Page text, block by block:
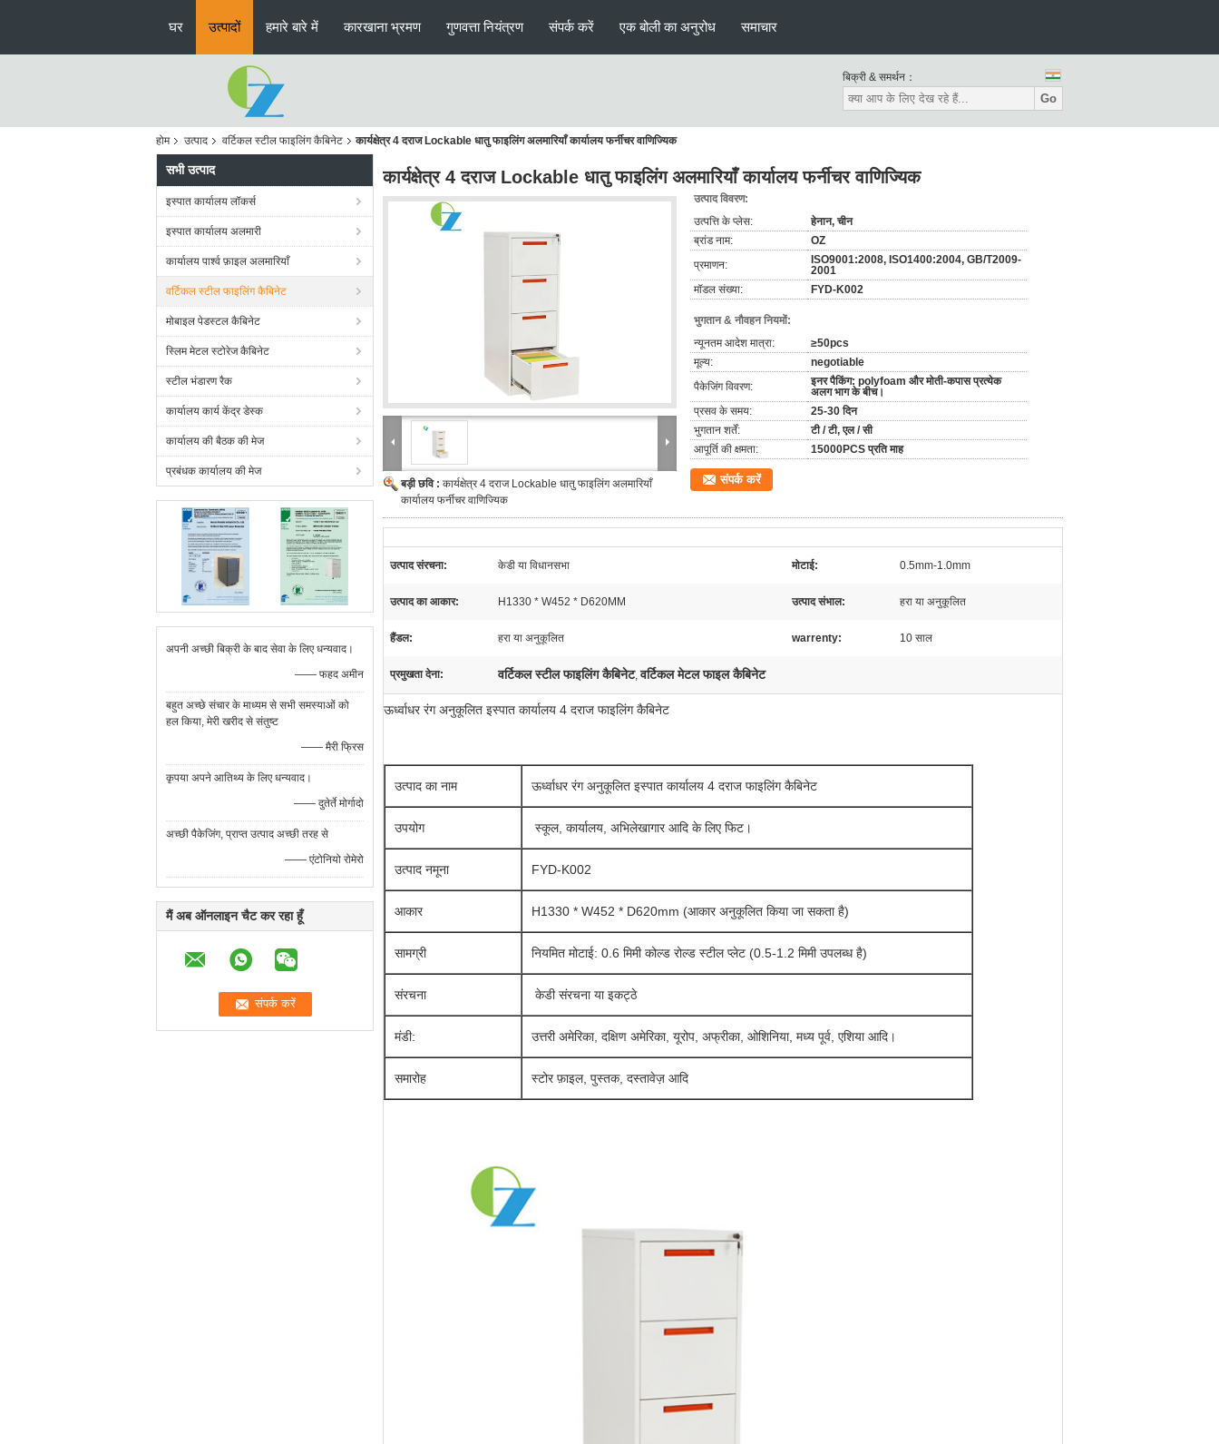
घर उत्पादों हमारे बारे में कारखाना भ्रमण गुणवत्ता नियंत्रण संपर्क करें एक बोली का अनुरोध समाचार
बिक्री & समर्थन：
Go
होम उत्पाद वर्टिकल स्टील फाइलिंग कैबिनेट कार्यक्षेत्र 4 दराज Lockable धातु फाइलिंग अलमारियाँ कार्यालय फर्नीचर वाणिज्यिक
सभी उत्पाद
इस्पात कार्यालय लॉकर्स
इस्पात कार्यालय अलमारी
कार्यालय पार्श्व फ़ाइल अलमारियाँ
वर्टिकल स्टील फाइलिंग कैबिनेट
मोबाइल पेडस्टल कैबिनेट
स्लिम मेटल स्टोरेज कैबिनेट
स्टील भंडारण रैक
कार्यालय कार्य केंद्र डेस्क
कार्यालय की बैठक की मेज
प्रबंधक कार्यालय की मेज
अपनी अच्छी बिक्री के बाद सेवा के लिए धन्यवाद।
—— फहद अमीन
बहुत अच्छे संचार के माध्यम से सभी समस्याओं को
हल किया, मेरी खरीद से संतुष्ट
—— मैरी फ्रिस
कृपया अपने आतिथ्य के लिए धन्यवाद।
—— दुतेर्ते मोर्गादो
अच्छी पैकेजिंग, प्राप्त उत्पाद अच्छी तरह से
—— एंटोनियो रोमेरो
मैं अब ऑनलाइन चैट कर रहा हूँ
कार्यक्षेत्र 4 दराज Lockable धातु फाइलिंग अलमारियाँ कार्यालय फर्नीचर वाणिज्यिक
बड़ी छवि : कार्यक्षेत्र 4 दराज Lockable धातु फाइलिंग अलमारियाँ
कार्यालय फर्नीचर वाणिज्यिक
उत्पाद विवरण:
उत्पत्ति के प्लेस:
हेनान, चीन
ब्रांड नाम:
OZ
प्रमाणन:
ISO9001:2008, ISO1400:2004, GB/T2009-
2001
मॉडल संख्या:
FYD-K002
भुगतान & नौवहन नियमों:
न्यूनतम आदेश मात्रा:
≥50pcs
मूल्य:
negotiable
पैकेजिंग विवरण:
इनर पैकिंग: polyfoam और मोती-कपास प्रत्येक
अलग भाग के बीच।
प्रसव के समय:
25-30 दिन
भुगतान शर्तें:
टी / टी, एल / सी
आपूर्ति की क्षमता:
15000PCS प्रति माह
संपर्क करें
उत्पाद संरचना: केडी या विधानसभा मोटाई: 0.5mm-1.0mm
उत्पाद का आकार: H1330 * W452 * D620MM उत्पाद संभाल: हरा या अनुकूलित
हैंडल: हरा या अनुकूलित warrenty: 10 साल
प्रमुखता देना: वर्टिकल स्टील फाइलिंग कैबिनेट,वर्टिकल मेटल फाइल कैबिनेट
ऊर्ध्वाधर रंग अनुकूलित इस्पात कार्यालय 4 दराज फाइलिंग कैबिनेट
उत्पाद का नाम ऊर्ध्वाधर रंग अनुकूलित इस्पात कार्यालय 4 दराज फाइलिंग कैबिनेट
उपयोग स्कूल, कार्यालय, अभिलेखागार आदि के लिए फिट।
उत्पाद नमूना FYD-K002
आकार H1330 * W452 * D620mm (आकार अनुकूलित किया जा सकता है)
सामग्री नियमित मोटाई: 0.6 मिमी कोल्ड रोल्ड स्टील प्लेट (0.5-1.2 मिमी उपलब्ध है)
संरचना केडी संरचना या इकट्ठे
मंडी: उत्तरी अमेरिका, दक्षिण अमेरिका, यूरोप, अफ्रीका, ओशिनिया, मध्य पूर्व, एशिया आदि।
समारोह स्टोर फ़ाइल, पुस्तक, दस्तावेज़ आदि